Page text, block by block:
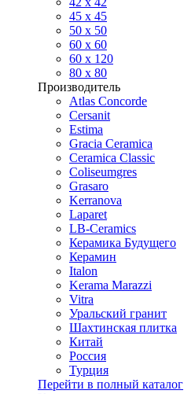
45 x 45
50 x 50
60 х 60
60 x 120
80 x 80
Производитель
Atlas Concorde
Cersanit
Estima
Gracia Ceramica
Ceramica Classic
Coliseumgres
Grasaro
Kerranova
Laparet
LB-Ceramics
Керамика Будущего
Керамин
Italon
Kerama Marazzi
Vitra
Уральский гранит
Шахтинская плитка
Китай
Россия
Турция
Перейти в полный каталог